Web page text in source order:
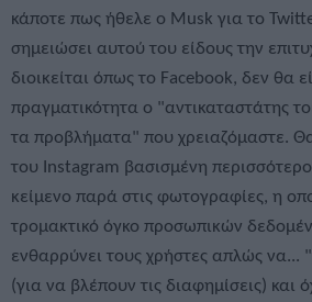
κάποτε πως ήθελε ο Musk για το
σημειώσει αυτού του είδους την
διοικείται όπως το Facebook, δεν θα
πραγματικότητα ο "αντικαταστάτης
τα προβλήματα" που χρειαζόμαστε.
του Instagram βασισμένη
κείμενο παρά στις φωτογραφίες, η
τρομακτικό όγκο προσωπικών
ενθαρρύνει τους χρήστες απλώς να...
(για να βλέπουν τις διαφημίσεις) και